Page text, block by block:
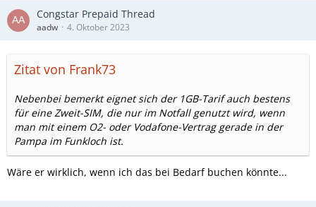
Congstar Prepaid Thread
aadw 4. Oktober 2023
Zitat von Frank73
Nebenbei bemerkt eignet sich der 1GB-Tarif auch bestens
für eine Zweit-SIM, die nur im Notfall genutzt wird, wenn
man mit einem O2- oder Vodafone-Vertrag gerade in der
Pampa im Funkloch ist.
Wäre er wirklich, wenn ich das bei Bedarf buchen könnte...